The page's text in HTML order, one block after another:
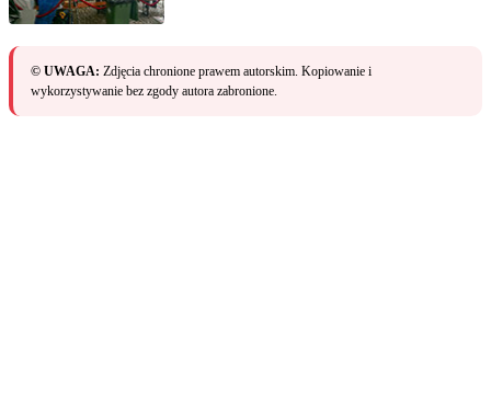
© UWAGA: Zdjęcia chronione prawem autorskim. Kopiowanie i
wykorzystywanie bez zgody autora zabronione.